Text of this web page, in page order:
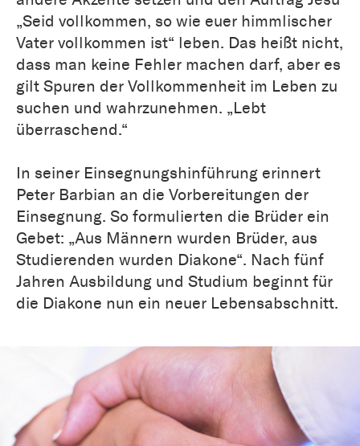
„Seid vollkommen, so wie euer himmlischer
Vater vollkommen ist“ leben. Das heißt nicht,
dass man keine Fehler machen darf, aber es
gilt Spuren der Vollkommenheit im Leben zu
suchen und wahrzunehmen. „Lebt
überraschend.“
In seiner Einsegnungshinführung erinnert
Peter Barbian an die Vorbereitungen der
Einsegnung. So formulierten die Brüder ein
Gebet: „Aus Männern wurden Brüder, aus
Studierenden wurden Diakone“. Nach fünf
Jahren Ausbildung und Studium beginnt für
die Diakone nun ein neuer Lebensabschnitt.